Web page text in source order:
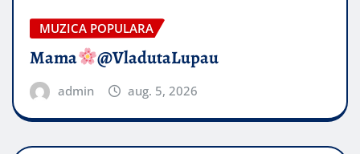
MUZICA POPULARA
Mama @VladutaLupau
admin aug. 5, 2026